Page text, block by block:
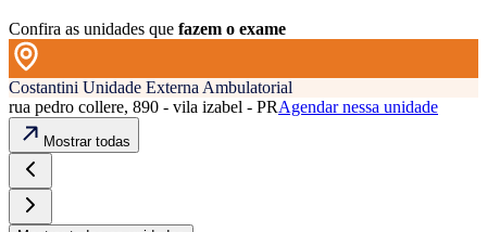
Confira as unidades que fazem o exame
Costantini Unidade Externa Ambulatorial
rua pedro collere, 890 - vila izabel - PRAgendar nessa unidade
Mostrar todas